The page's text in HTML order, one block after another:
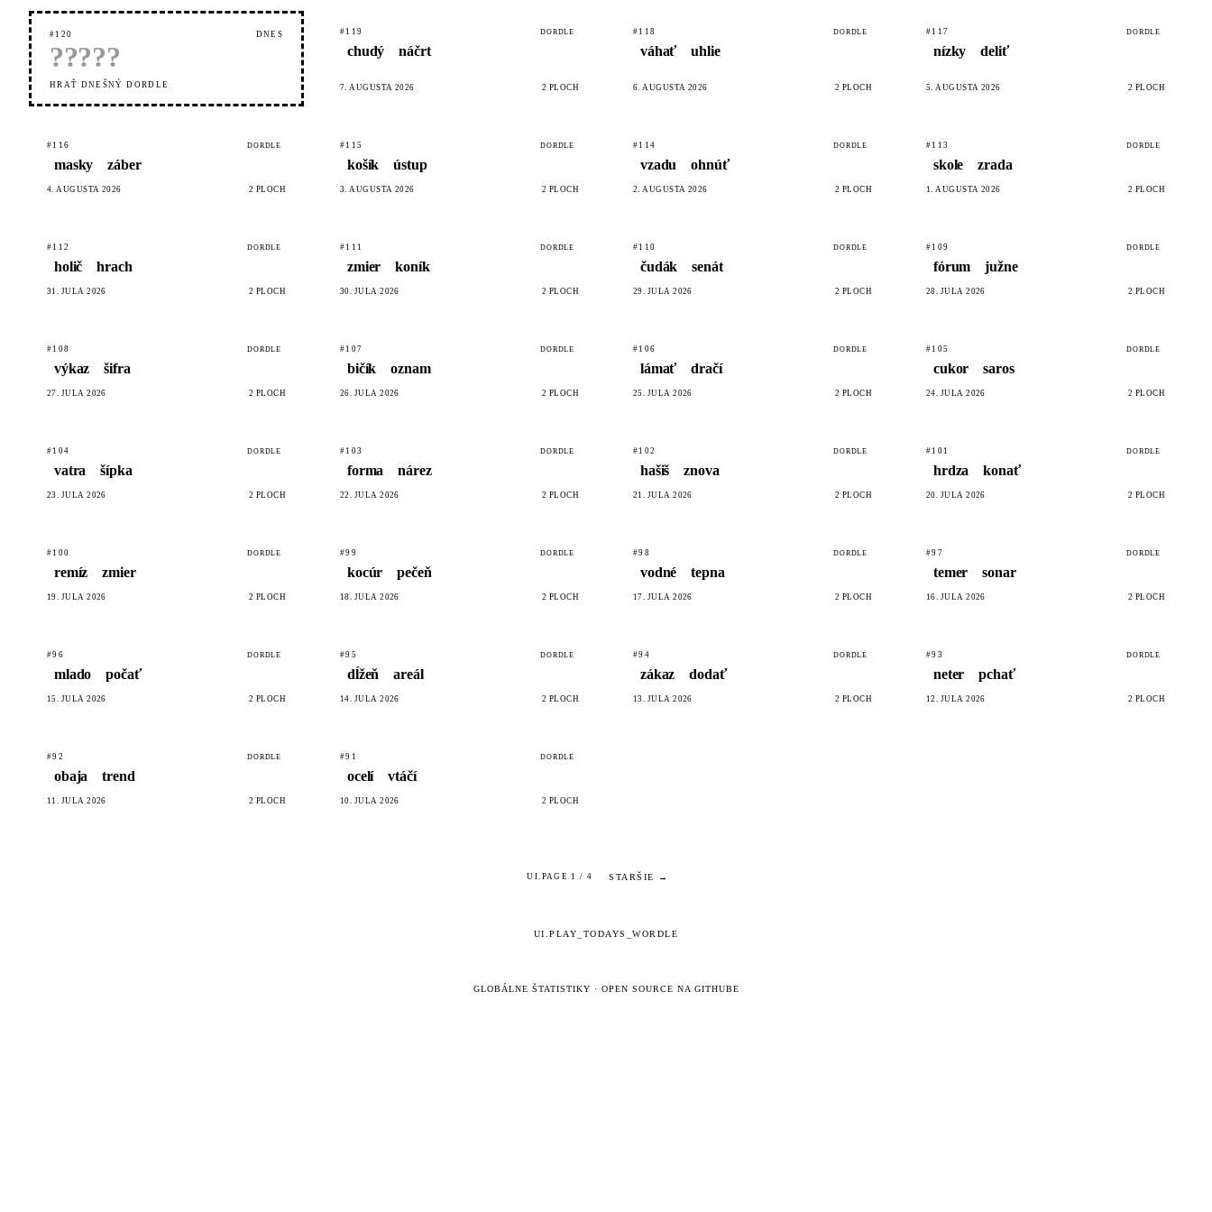
#120 DNES
?????
HRAŤ DNEŠNÝ DORDLE
#119 DORDLE
chudý náčrt
7. AUGUSTA 2026 2 PLÔCH
#118 DORDLE
váhať uhlie
6. AUGUSTA 2026 2 PLÔCH
#117 DORDLE
nízky deliť
5. AUGUSTA 2026 2 PLÔCH
#116 DORDLE
masky záber
4. AUGUSTA 2026 2 PLÔCH
#115 DORDLE
košík ústup
3. AUGUSTA 2026 2 PLÔCH
#114 DORDLE
vzadu ohnúť
2. AUGUSTA 2026 2 PLÔCH
#113 DORDLE
skole zrada
1. AUGUSTA 2026 2 PLÔCH
#112 DORDLE
holič hrach
31. JÚLA 2026 2 PLÔCH
#111 DORDLE
zmier koník
30. JÚLA 2026 2 PLÔCH
#110 DORDLE
čudák senát
29. JÚLA 2026 2 PLÔCH
#109 DORDLE
fórum južne
28. JÚLA 2026 2 PLÔCH
#108 DORDLE
výkaz šifra
27. JÚLA 2026 2 PLÔCH
#107 DORDLE
bičík oznam
26. JÚLA 2026 2 PLÔCH
#106 DORDLE
lámať dračí
25. JÚLA 2026 2 PLÔCH
#105 DORDLE
cukor saros
24. JÚLA 2026 2 PLÔCH
#104 DORDLE
vatra šípka
23. JÚLA 2026 2 PLÔCH
#103 DORDLE
forma nárez
22. JÚLA 2026 2 PLÔCH
#102 DORDLE
hašiš znova
21. JÚLA 2026 2 PLÔCH
#101 DORDLE
hrdza konať
20. JÚLA 2026 2 PLÔCH
#100 DORDLE
remíz zmier
19. JÚLA 2026 2 PLÔCH
#99 DORDLE
kocúr pečeň
18. JÚLA 2026 2 PLÔCH
#98 DORDLE
vodné tepna
17. JÚLA 2026 2 PLÔCH
#97 DORDLE
temer sonar
16. JÚLA 2026 2 PLÔCH
#96 DORDLE
mlado počať
15. JÚLA 2026 2 PLÔCH
#95 DORDLE
dĺžeň areál
14. JÚLA 2026 2 PLÔCH
#94 DORDLE
zákaz dodať
13. JÚLA 2026 2 PLÔCH
#93 DORDLE
neter pchať
12. JÚLA 2026 2 PLÔCH
#92 DORDLE
obaja trend
11. JÚLA 2026 2 PLÔCH
#91 DORDLE
ocelí vtáčí
10. JÚLA 2026 2 PLÔCH
UI.PAGE 1 / 4 STARŠIE →
UI.PLAY_TODAYS_WORDLE
GLOBÁLNE ŠTATISTIKY · OPEN SOURCE NA GITHUBE